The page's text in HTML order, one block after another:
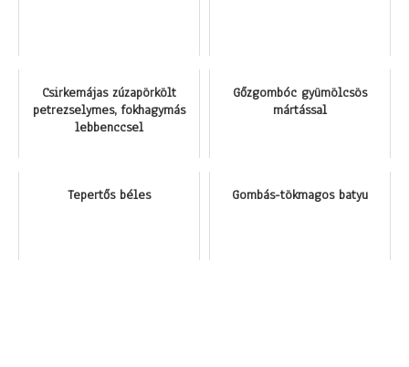
Csirkemájas zúzapörkölt
petrezselymes, fokhagymás
lebbenccsel
Gőzgombóc gyümölcsös
mártással
Tepertős béles Gombás-tökmagos batyu